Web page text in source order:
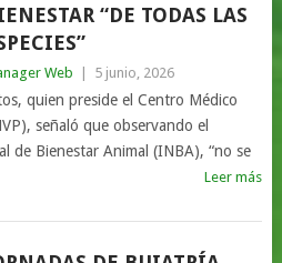
“DE TODAS LAS
Web 5 junio, 2026
quien preside el Centro Médico
señaló que observando el
de Bienestar Animal (INBA), “no se
Leer más